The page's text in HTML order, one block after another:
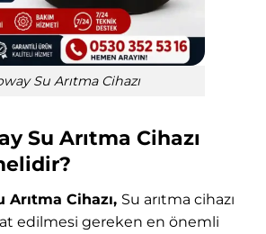
Su Arıtma Cihazı
Su Arıtma Cihazı
Cihazı, Su arıtma cihazı
edilmesi gereken en önemli